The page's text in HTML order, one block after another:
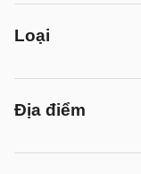
Loại
Địa điểm